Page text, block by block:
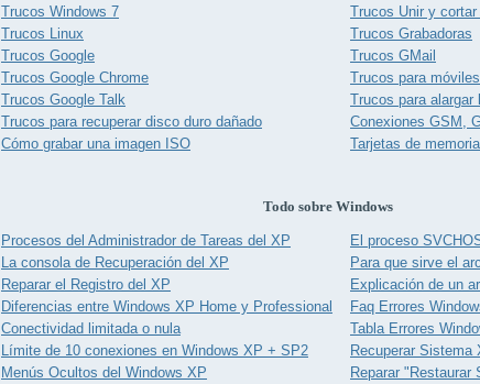
Trucos Windows 7
Trucos Unir y cortar
Trucos Linux
Trucos Grabadoras
Trucos Google
Trucos GMail
Trucos Google Chrome
Trucos para
Trucos Google Talk
Trucos para
Trucos para recuperar disco duro dañado
Conexiones GSM,
Cómo grabar una imagen ISO
Tarjetas de
Todo sobre Windows
Procesos del Administrador de Tareas del XP
El proceso
La consola de Recuperación del XP
Para que sirve el
Reparar el Registro del XP
Explicación de un
Diferencias entre Windows XP Home y Professional
Faq Errores
Conectividad limitada o nula
Tabla Errores
Límite de 10 conexiones en Windows XP + SP2
Recuperar Sistema
Menús Ocultos del Windows XP
Reparar "Restaurar